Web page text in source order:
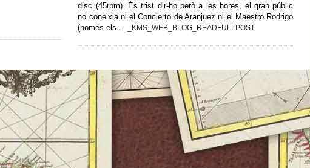
disc (45rpm). És trist dir-ho però a les hores, el gran públic
no coneixia ni el Concierto de Aranjuez ni el Maestro Rodrigo
(només els...
_KMS_WEB_BLOG_READFULLPOST